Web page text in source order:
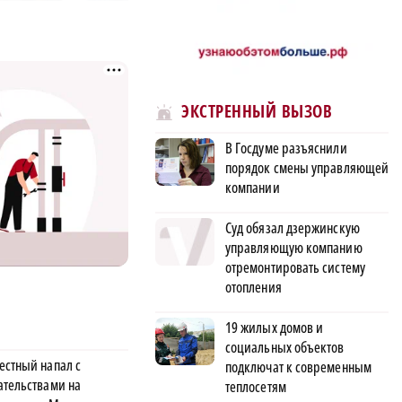
напал с
на
ЭКСТРЕННЫЙ ВЫЗОВ
В Госдуме разъяснили
порядок смены управляющей
компании
Суд обязал дзержинскую
управляющую компанию
отремонтировать систему
отопления
19 жилых домов и
социальных объектов
подключат к современным
теплосетям